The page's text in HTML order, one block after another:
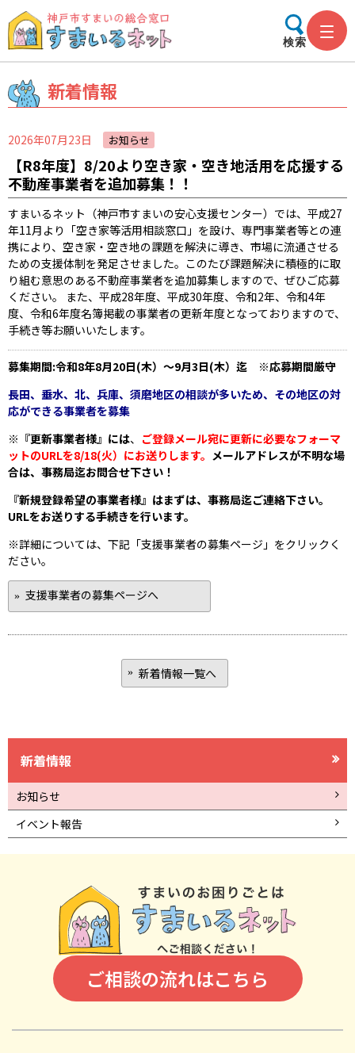
検索
新着情報
2026年07月23日 お知らせ
【R8年度】8/20より空き家・空き地活用を応援する
不動産事業者を追加募集！！
すまいるネット（神戸市すまいの安心支援センター）では、平成27
年11月より「空き家等活用相談窓口」を設け、専門事業者等との連
携により、空き家・空き地の課題を解決に導き、市場に流通させる
ための支援体制を発足させました。このたび課題解決に積極的に取
り組む意思のある不動産事業者を追加募集しますので、ぜひご応募
ください。 また、平成28年度、平成30年度、令和2年、令和4年
度、令和6年度名簿掲載の事業者の更新年度となっておりますので、
手続き等お願いいたします。
募集期間:令和8年8月20日(木）～9月3日(木）迄 ※応募期間厳守
長田、垂水、北、兵庫、須磨地区の相談が多いため、その地区の対
応ができる事業者を募集
※『更新事業者様』には、 ご登録メール宛に更新に必要なフォーマ
ットのURLを8/18(火）にお送りします。 メールアドレスが不明な場
合は、事務局迄お問合せ下さい！
『新規登録希望の事業者様』はまずは、事務局迄ご連絡下さい。
URLをお送りする手続きを行います。
※詳細については、下記「支援事業者の募集ページ」をクリックく
ださい。
支援事業者の募集ページへ
新着情報一覧へ
新着情報
お知らせ
イベント報告
ご相談の流れはこちら